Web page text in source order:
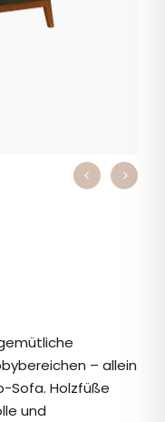
– allein
Sofa. Holzfüße
und